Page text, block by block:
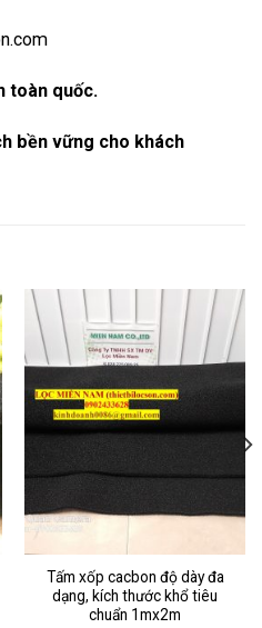
toàn quốc.
bền vững cho khách
Tấm xốp cacbon độ dày đa
dạng, kích thước khổ tiêu
chuẩn 1mx2m